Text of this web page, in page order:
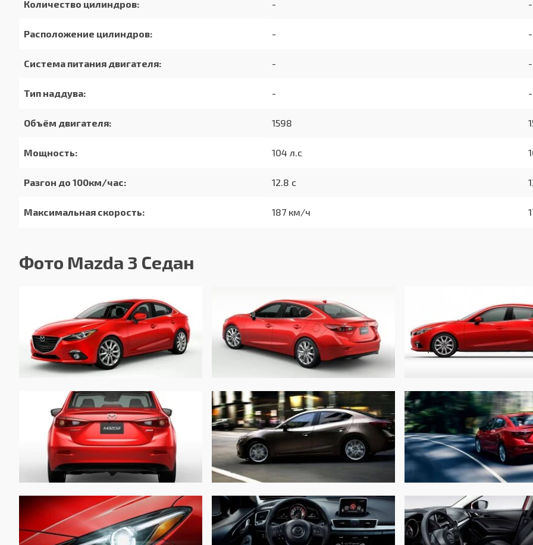
Количество цилиндров: - -
Расположение цилиндров: - -
Система питания двигателя: - -
Тип наддува: - -
Объём двигателя: 1598
Мощность: 104 л.с
Разгон до 100км/час: 12.8 с
Максимальная скорость: 187 км/ч
Расход в загородном цикле:
Расход в смешанном цикле: 5.7/100км
Объем топливного бака: 51 л
Длина: 4585 мм
1795 мм
Высота: 1450 мм
Колёсная база: 2700 мм
Клиренс:
Масса: 1775 кг
Объём багажника: 408 л
Фото Mazda 3 Седан